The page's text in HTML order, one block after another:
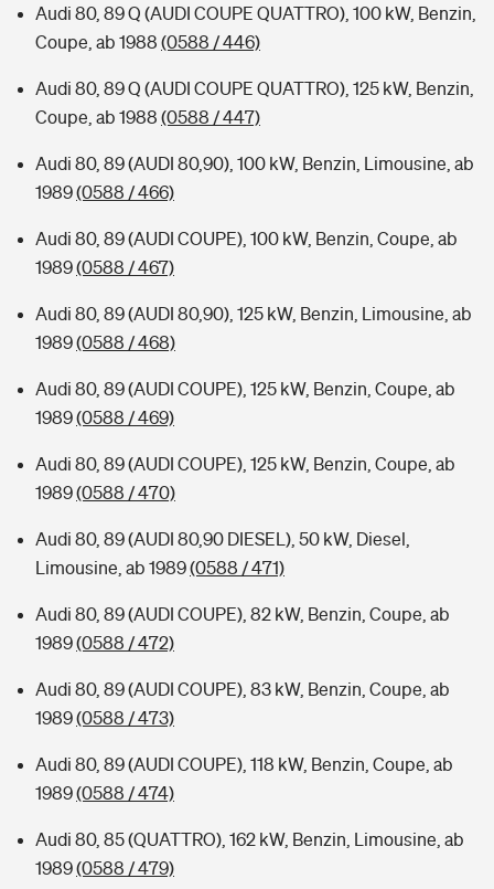
Audi 80, 89 Q (AUDI COUPE QUATTRO), 100 kW, Benzin,
Coupe, ab 1988 (0588 / 446)
Audi 80, 89 Q (AUDI COUPE QUATTRO), 125 kW, Benzin,
Coupe, ab 1988 (0588 / 447)
Audi 80, 89 (AUDI 80,90), 100 kW, Benzin, Limousine, ab
1989(0588 / 466)
Audi 80, 89 (AUDI COUPE), 100 kW, Benzin, Coupe, ab
1989(0588 / 467)
Audi 80, 89 (AUDI 80,90), 125 kW, Benzin, Limousine, ab
1989(0588 / 468)
Audi 80, 89 (AUDI COUPE), 125 kW, Benzin, Coupe, ab
1989(0588 / 469)
Audi 80, 89 (AUDI COUPE), 125 kW, Benzin, Coupe, ab
1989(0588 / 470)
Audi 80, 89 (AUDI 80,90 DIESEL), 50 kW, Diesel,
Limousine, ab 1989(0588 / 471)
Audi 80, 89 (AUDI COUPE), 82 kW, Benzin, Coupe, ab
1989(0588 / 472)
Audi 80, 89 (AUDI COUPE), 83 kW, Benzin, Coupe, ab
1989(0588 / 473)
Audi 80, 89 (AUDI COUPE), 118 kW, Benzin, Coupe, ab
1989(0588 / 474)
Audi 80, 85 (QUATTRO), 162 kW, Benzin, Limousine, ab
1989(0588 / 479)